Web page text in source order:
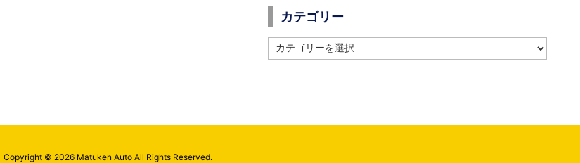
カテゴリー
Copyright © 2026 Matuken AutoAll Rights Reserved.